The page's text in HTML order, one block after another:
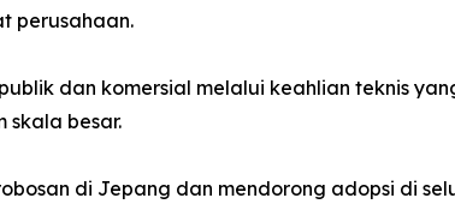
perusahaan.
dan komersial melalui keahlian teknis
besar.
di Jepang dan mendorong adopsi di